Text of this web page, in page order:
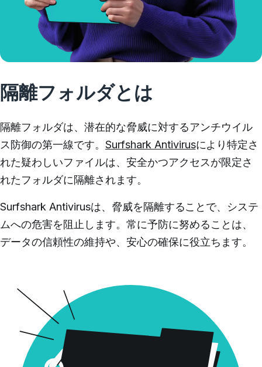
隔離フォルダとは
隔離フォルダは、潜在的な脅威に対するアンチウイル
ス防御の第一線です。 Surfshark Antivirusにより特定さ
れた疑わしいファイルは、安全かつアクセスが限定さ
れたフォルダに隔離されます。
Surfshark Antivirusは、脅威を隔離することで、システ
ムへの危害を阻止します。常に予防に努めることは、
データの信頼性の維持や、安心の確保に役立ちます。